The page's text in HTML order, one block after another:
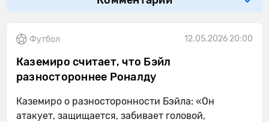
Футбол 12.05.2026 20:00
Каземиро считает, что Бэйл
разностороннее Роналду
Каземиро о разносторонности Бэйла: «Он
атакует, защищается, забивает головой,